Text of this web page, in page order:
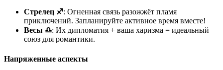
Стрелец ♐: Огненная связь разожжёт пламя
приключений. Запланируйте активное время вместе!
Весы ♎: Их дипломатия + ваша харизма = идеальный
союз для романтики.
Напряженные аспекты